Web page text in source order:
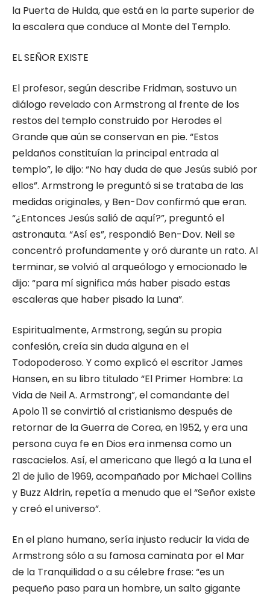
la Puerta de Hulda, que está en la parte superior de
la escalera que conduce al Monte del Templo.
EL SEÑOR EXISTE
El profesor, según describe Fridman, sostuvo un
diálogo revelado con Armstrong al frente de los
restos del templo construido por Herodes el
Grande que aún se conservan en pie. “Estos
peldaños constituían la principal entrada al
templo”, le dijo: “No hay duda de que Jesús subió por
ellos”. Armstrong le preguntó si se trataba de las
medidas originales, y Ben-Dov confirmó que eran.
“¿Entonces Jesús salió de aquí?”, preguntó el
astronauta. “Así es”, respondió Ben-Dov. Neil se
concentró profundamente y oró durante un rato. Al
terminar, se volvió al arqueólogo y emocionado le
dijo: “para mí significa más haber pisado estas
escaleras que haber pisado la Luna”.
Espiritualmente, Armstrong, según su propia
confesión, creía sin duda alguna en el
Todopoderoso. Y como explicó el escritor James
Hansen, en su libro titulado “El Primer Hombre: La
Vida de Neil A. Armstrong”, el comandante del
Apolo 11 se convirtió al cristianismo después de
retornar de la Guerra de Corea, en 1952, y era una
persona cuya fe en Dios era inmensa como un
rascacielos. Así, el americano que llegó a la Luna el
21 de julio de 1969, acompañado por Michael Collins
y Buzz Aldrin, repetía a menudo que el “Señor existe
y creó el universo”.
En el plano humano, sería injusto reducir la vida de
Armstrong sólo a su famosa caminata por el Mar
de la Tranquilidad o a su célebre frase: “es un
pequeño paso para un hombre, un salto gigante